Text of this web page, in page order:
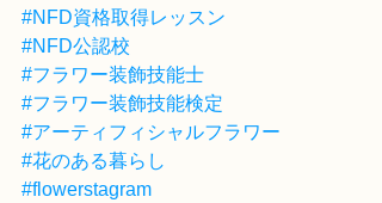
#NFD資格取得レッスン
#NFD公認校
#フラワー装飾技能士
#フラワー装飾技能検定
#アーティフィシャルフラワー
#花のある暮らし
#flowerstagram